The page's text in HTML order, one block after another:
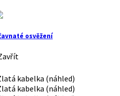
osvěžení